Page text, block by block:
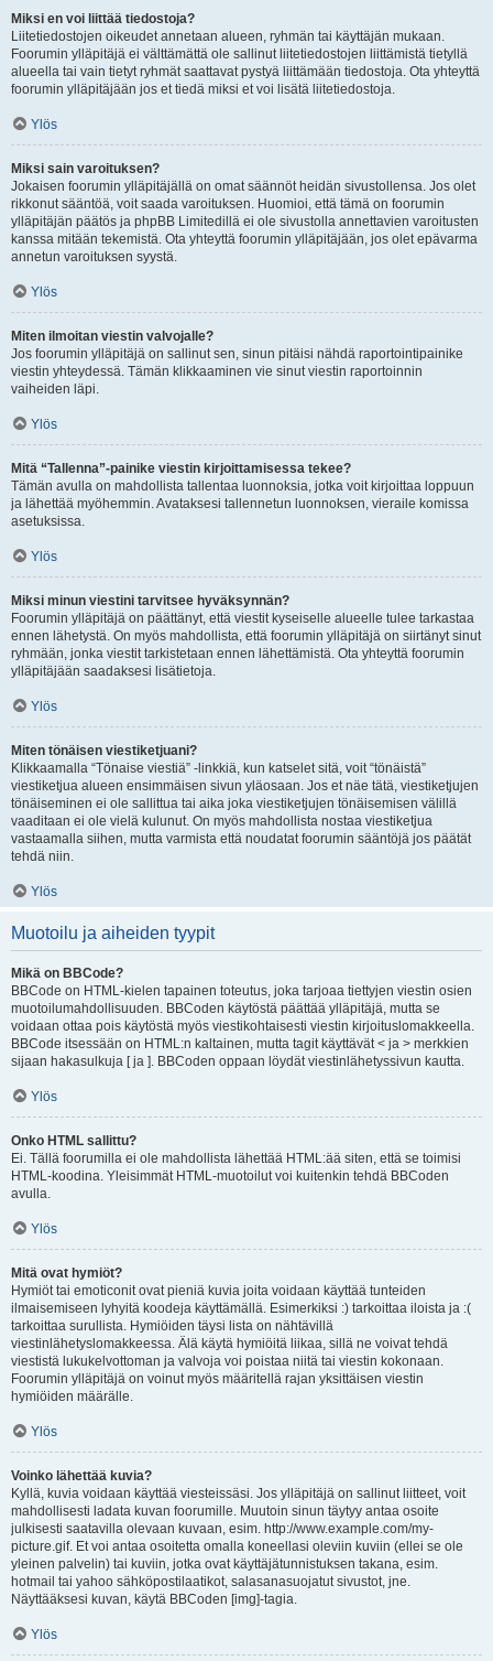
Miksi en voi liittää tiedostoja?
Liitetiedostojen oikeudet annetaan alueen, ryhmän tai käyttäjän mukaan.
Foorumin ylläpitäjä ei välttämättä ole sallinut liitetiedostojen liittämistä tietyllä
alueella tai vain tietyt ryhmät saattavat pystyä liittämään tiedostoja. Ota yhteyttä
foorumin ylläpitäjään jos et tiedä miksi et voi lisätä liitetiedostoja.
Ylös
Miksi sain varoituksen?
Jokaisen foorumin ylläpitäjällä on omat säännöt heidän sivustollensa. Jos olet
rikkonut sääntöä, voit saada varoituksen. Huomioi, että tämä on foorumin
ylläpitäjän päätös ja phpBB Limitedillä ei ole sivustolla annettavien varoitusten
kanssa mitään tekemistä. Ota yhteyttä foorumin ylläpitäjään, jos olet epävarma
annetun varoituksen syystä.
Ylös
Miten ilmoitan viestin valvojalle?
Jos foorumin ylläpitäjä on sallinut sen, sinun pitäisi nähdä raportointipainike
viestin yhteydessä. Tämän klikkaaminen vie sinut viestin raportoinnin
vaiheiden läpi.
Ylös
Mitä “Tallenna”-painike viestin kirjoittamisessa tekee?
Tämän avulla on mahdollista tallentaa luonnoksia, jotka voit kirjoittaa loppuun
ja lähettää myöhemmin. Avataksesi tallennetun luonnoksen, vieraile komissa
asetuksissa.
Ylös
Miksi minun viestini tarvitsee hyväksynnän?
Foorumin ylläpitäjä on päättänyt, että viestit kyseiselle alueelle tulee tarkastaa
ennen lähetystä. On myös mahdollista, että foorumin ylläpitäjä on siirtänyt sinut
ryhmään, jonka viestit tarkistetaan ennen lähettämistä. Ota yhteyttä foorumin
ylläpitäjään saadaksesi lisätietoja.
Ylös
Miten tönäisen viestiketjuani?
Klikkaamalla “Tönaise viestiä” -linkkiä, kun katselet sitä, voit “tönäistä”
viestiketjua alueen ensimmäisen sivun yläosaan. Jos et näe tätä, viestiketjujen
tönäiseminen ei ole sallittua tai aika joka viestiketjujen tönäisemisen välillä
vaaditaan ei ole vielä kulunut. On myös mahdollista nostaa viestiketjua
vastaamalla siihen, mutta varmista että noudatat foorumin sääntöjä jos päätät
tehdä niin.
Ylös
Muotoilu ja aiheiden tyypit
Mikä on BBCode?
BBCode on HTML-kielen tapainen toteutus, joka tarjoaa tiettyjen viestin osien
muotoilumahdollisuuden. BBCoden käytöstä päättää ylläpitäjä, mutta se
voidaan ottaa pois käytöstä myös viestikohtaisesti viestin kirjoituslomakkeella.
BBCode itsessään on HTML:n kaltainen, mutta tagit käyttävät < ja > merkkien
sijaan hakasulkuja [ ja ]. BBCoden oppaan löydät viestinlähetyssivun kautta.
Ylös
Onko HTML sallittu?
Ei. Tällä foorumilla ei ole mahdollista lähettää HTML:ää siten, että se toimisi
HTML-koodina. Yleisimmät HTML-muotoilut voi kuitenkin tehdä BBCoden
avulla.
Ylös
Mitä ovat hymiöt?
Hymiöt tai emoticonit ovat pieniä kuvia joita voidaan käyttää tunteiden
ilmaisemiseen lyhyitä koodeja käyttämällä. Esimerkiksi :) tarkoittaa iloista ja :(
tarkoittaa surullista. Hymiöiden täysi lista on nähtävillä
viestinlähetyslomakkeessa. Älä käytä hymiöitä liikaa, sillä ne voivat tehdä
viestistä lukukelvottoman ja valvoja voi poistaa niitä tai viestin kokonaan.
Foorumin ylläpitäjä on voinut myös määritellä rajan yksittäisen viestin
hymiöiden määrälle.
Ylös
Voinko lähettää kuvia?
Kyllä, kuvia voidaan käyttää viesteissäsi. Jos ylläpitäjä on sallinut liitteet, voit
mahdollisesti ladata kuvan foorumille. Muutoin sinun täytyy antaa osoite
julkisesti saatavilla olevaan kuvaan, esim. http://www.example.com/my-
picture.gif. Et voi antaa osoitetta omalla koneellasi oleviin kuviin (ellei se ole
yleinen palvelin) tai kuviin, jotka ovat käyttäjätunnistuksen takana, esim.
hotmail tai yahoo sähköpostilaatikot, salasanasuojatut sivustot, jne.
Näyttääksesi kuvan, käytä BBCoden [img]-tagia.
Ylös